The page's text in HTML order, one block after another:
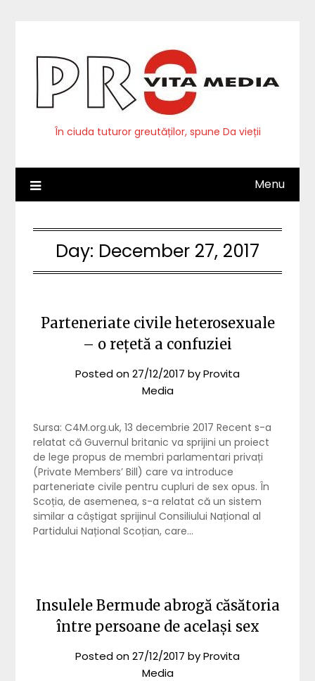
În ciuda tuturor greutăților, spune Da vieții
Menu
Day: December 27, 2017
Parteneriate civile heterosexuale
– o rețetă a confuziei
Posted on27/12/2017 byProvita
Media
Sursa: C4M.org.uk, 13 decembrie 2017 Recent s-a
relatat că Guvernul britanic va sprijini un proiect
de lege propus de membri parlamentari privați
(Private Members’ Bill) care va introduce
parteneriate civile pentru cupluri de sex opus. În
Scoția, de asemenea, s-a relatat că un sistem
similar a câștigat sprijinul Consiliului Național al
Partidului Național Scoțian, care…
Insulele Bermude abrogă căsătoria
între persoane de același sex
Posted on27/12/2017 byProvita
Media